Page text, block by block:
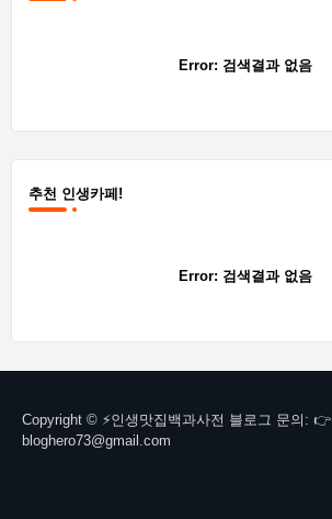
Error: 검색결과 없음
추천 인생카페!
Error: 검색결과 없음
Copyright © ⚡인생맛집백과사전 블로그 문의: 👉
bloghero73@gmail.com